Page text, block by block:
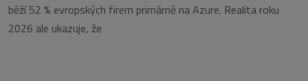
běží 52 % evropských firem primárně na Azure. Realita roku
2026 ale ukazuje, že